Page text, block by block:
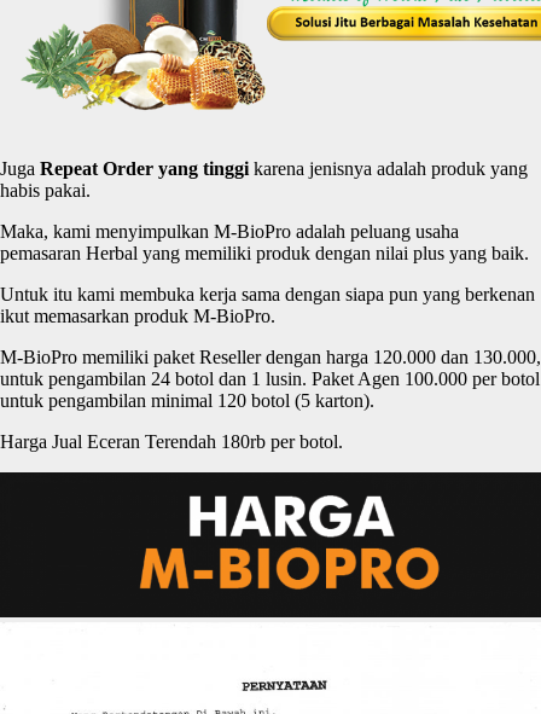
Juga Repeat Order yang tinggi karena jenisnya adalah produk yang
habis pakai.
Maka, kami menyimpulkan M-BioPro adalah peluang usaha
pemasaran Herbal yang memiliki produk dengan nilai plus yang baik.
Untuk itu kami membuka kerja sama dengan siapa pun yang berkenan
ikut memasarkan produk M-BioPro.
M-BioPro memiliki paket Reseller dengan harga 120.000 dan 130.000,
untuk pengambilan 24 botol dan 1 lusin. Paket Agen 100.000 per botol
untuk pengambilan minimal 120 botol (5 karton).
Harga Jual Eceran Terendah 180rb per botol.